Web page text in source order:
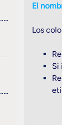
El
Los
Si